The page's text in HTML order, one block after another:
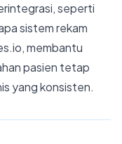
seperti
sistem rekam
membantu
pasien tetap
yang konsisten.